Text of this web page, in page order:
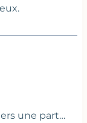
une part…